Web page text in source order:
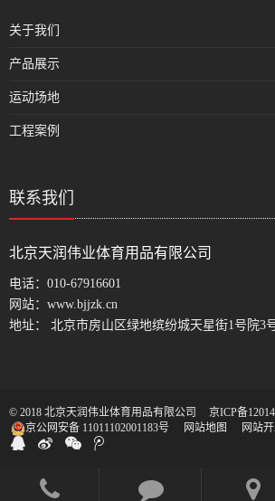
关于我们
产品展示
运动场地
工程案例
联系我们
北京天润伟业体育用品有限公司
电话： 010-67916601
网站： www.bjjzk.cn
地址： 北京市房山区绿地缤纷城天星街1号院3
© 2018 北京天润伟业体育用品有限公司
京ICP备
京公网安备 11011102001183号
网站地图 网站